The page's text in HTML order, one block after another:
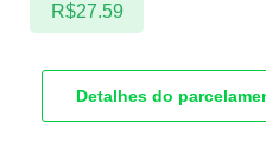
R$27.59
Detalhes do